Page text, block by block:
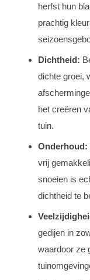
herfst hun
prachtig
Dichtheid:
dichte groei,
het creëren
tuin.
Onderhoud:
vrij
snoeien is
dichtheid te
gedijen in
waardoor ze